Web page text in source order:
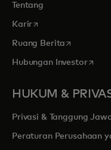
Tentang
Kariropens in a new tab
Ruang Berita opens in a
Hubungan Investor
HUKUM &
Privasi & Tanggung
Peraturan Perusahaan